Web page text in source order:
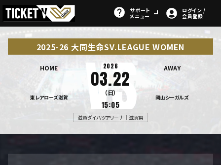
サポート
メニュー
ログイン /
会員登録
2025-26 大同生命SV.LEAGUE WOMEN
HOME
東レアローズ滋賀
2026
03.22
（日）
15:05
AWAY
岡山シーガルズ
滋賀ダイハツアリーナ｜滋賀県